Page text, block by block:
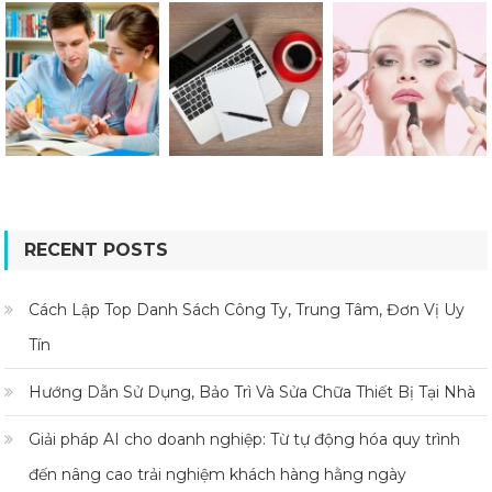
RECENT POSTS
Cách Lập Top Danh Sách Công Ty, Trung Tâm, Đơn Vị Uy
Tín
Hướng Dẫn Sử Dụng, Bảo Trì Và Sửa Chữa Thiết Bị Tại Nhà
Giải pháp AI cho doanh nghiệp: Từ tự động hóa quy trình
đến nâng cao trải nghiệm khách hàng hằng ngày